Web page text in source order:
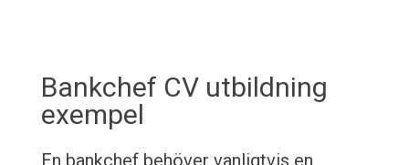
Bankchef CV utbildning
exempel
En bankchef behöver vanligtvis en